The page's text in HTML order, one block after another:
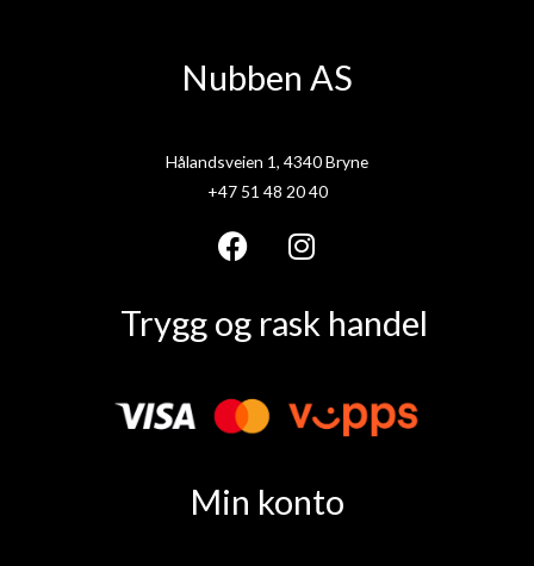
Nubben AS
Hålandsveien 1, 4340 Bryne
+47 51 48 20 40
F
c
b
o
I
s
g
m
Trygg og rask handel
Min konto